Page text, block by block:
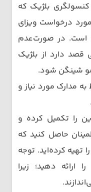
کنسولگری بلژیک که
درخواست ویزای
است. در صورت‌عدم
دارد از بلژیک
شینگن شود.
به مدارک مورد نیاز و
را تکمیل کرده و
حاصل کنید که
تهیه کرده‌اید. توجه
ارائه دهید؛ زیرا